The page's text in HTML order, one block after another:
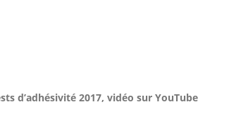
d’adhésivité 2017, vidéo sur YouTube